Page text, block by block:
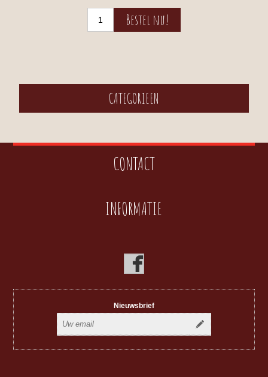
CATEGORIEEN
CONTACT
INFORMATIE
Nieuwsbrief